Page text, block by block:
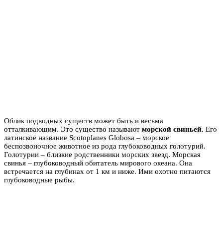
Облик подводных существ может быть и весьма
отталкивающим. Это существо называют морской свиньей. Его
латинское название Scotoplanes Globosa – морское
беспозвоночное животное из рода глубоководных голотурий.
Голотурии – близкие родственники морских звезд. Морская
свинья – глубоководный обитатель мирового океана. Она
встречается на глубинах от 1 км и ниже. Ими охотно питаются
глубоководные рыбы.